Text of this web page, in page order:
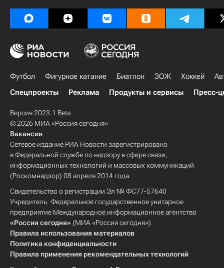
Футбол Фигурное катание Биатлон ЗОЖ Хоккей
Спецпроекты
Реклама Продукты и сервисы Пресс-
Версия 2023.1 Beta
© 2026 МИА «Россия сегодня»
Вакансии
Сетевое издание РИА Новости зарегистрировано
в Федеральной службе по надзору в сфере связи,
информационных технологий и массовых коммуникаций
(Роскомнадзор) 08 апреля 2014 года.
Свидетельство о регистрации Эл № ФС77-57640
Учредитель: Федеральное государственное унитарное
предприятие Международное информационное агентство
«Россия сегодня» (МИА «Россия сегодня»).
Правила использования материалов
Политика конфиденциальности
Правила применения рекомендательных технологий